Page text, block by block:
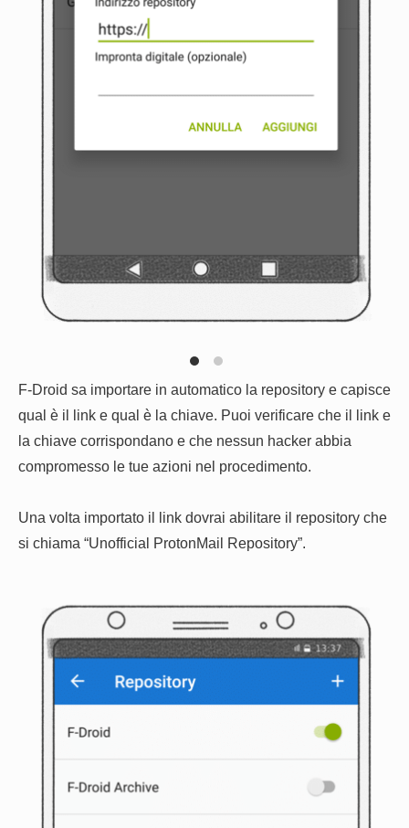
F-Droid sa importare in automatico la repository e capisce
qual è il link e qual è la chiave. Puoi verificare che il link e
la chiave corrispondano e che nessun hacker abbia
compromesso le tue azioni nel procedimento.
Una volta importato il link dovrai abilitare il repository che
si chiama “Unofficial ProtonMail Repository”.